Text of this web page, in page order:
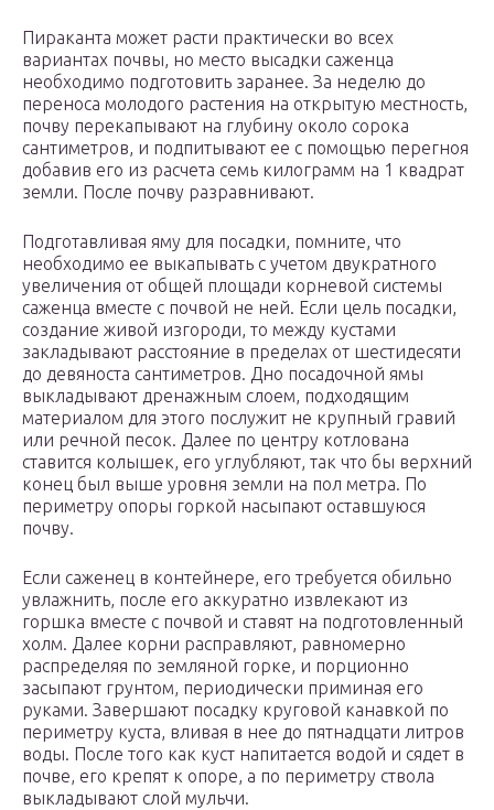
Пираканта может расти практически во всех
вариантах почвы, но место высадки саженца
необходимо подготовить заранее. За неделю до
переноса молодого растения на открытую местность,
почву перекапывают на глубину около сорока
сантиметров, и подпитывают ее с помощью перегноя
добавив его из расчета семь килограмм на 1 квадрат
земли. После почву разравнивают.
Подготавливая яму для посадки, помните, что
необходимо ее выкапывать с учетом двукратного
увеличения от общей площади корневой системы
саженца вместе с почвой не ней. Если цель посадки,
создание живой изгороди, то между кустами
закладывают расстояние в пределах от шестидесяти
до девяноста сантиметров. Дно посадочной ямы
выкладывают дренажным слоем, подходящим
материалом для этого послужит не крупный гравий
или речной песок. Далее по центру котлована
ставится колышек, его углубляют, так что бы верхний
конец был выше уровня земли на пол метра. По
периметру опоры горкой насыпают оставшуюся
почву.
Если саженец в контейнере, его требуется обильно
увлажнить, после его аккуратно извлекают из
горшка вместе с почвой и ставят на подготовленный
холм. Далее корни расправляют, равномерно
распределяя по земляной горке, и порционно
засыпают грунтом, периодически приминая его
руками. Завершают посадку круговой канавкой по
периметру куста, вливая в нее до пятнадцати литров
воды. После того как куст напитается водой и сядет в
почве, его крепят к опоре, а по периметру ствола
выкладывают слой мульчи.